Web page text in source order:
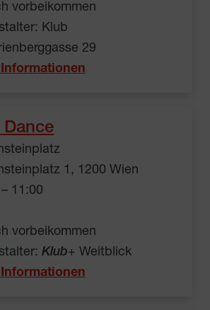
vorbeikommen
Klub
29
Dance
1, 1200 Wien
11:00
vorbeikommen
Klub+ Weitblick